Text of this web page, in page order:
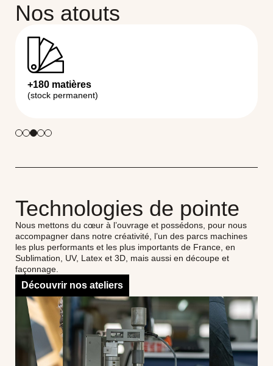
Nos atouts
+180 matières
(stock permanent)
Technologies de pointe
Nous mettons du cœur à l’ouvrage et possédons, pour nous
accompagner dans notre créativité, l’un des parcs machines
les plus performants et les plus importants de France, en
Sublimation, UV, Latex et 3D, mais aussi en découpe et
façonnage.
Découvrir nos ateliers